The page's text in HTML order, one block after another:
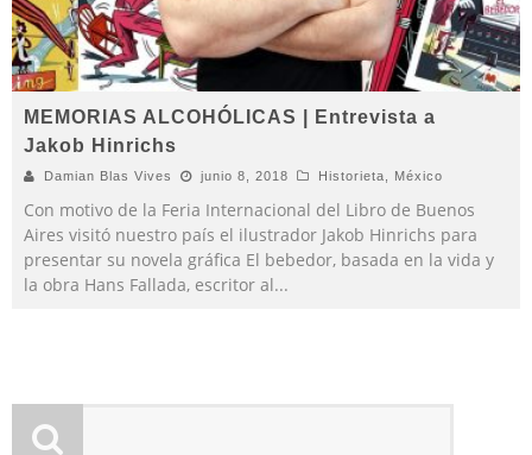
MEMORIAS ALCOHÓLICAS | Entrevista a
Jakob Hinrichs
Damian Blas Vives junio 8, 2018 Historieta México
Con motivo de la Feria Internacional del Libro de Buenos
Aires visitó nuestro país el ilustrador Jakob Hinrichs para
presentar su novela gráfica El bebedor, basada en la vida y
la obra Hans Fallada, escritor al...